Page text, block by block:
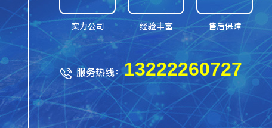
实力公司 经验丰富 售后保障
 服务热线：13222260727